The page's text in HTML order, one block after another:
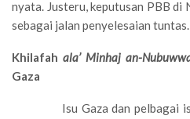
nyata. Justeru, keputusan PBB
sebagai jalan penyelesaian tuntas.
Khilafah ala’ Minhaj an-
Gaza
Isu Gaza dan pelbagai isu